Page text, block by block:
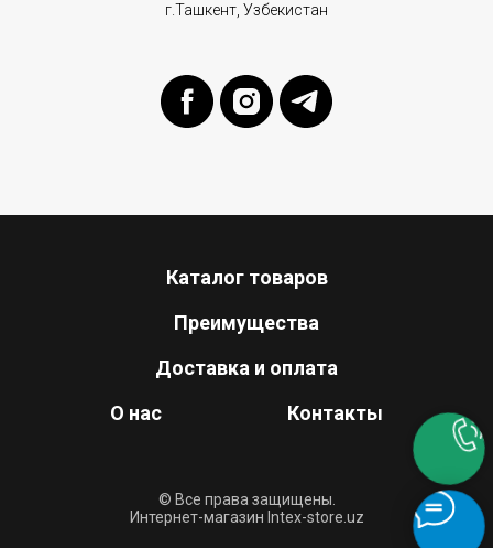
г.Ташкент, Узбекистан
Каталог товаров
Преимущества
Доставка и оплата
О нас
Контакты
© Все права защищены.
Интернет-магазин Intex-store.uz